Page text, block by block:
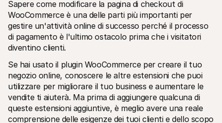
Informazioni su Mollie
Prezzi
Scopri i nostri prezzi
Chi siamo
Scopri di più sulla nostra storia e
valori
Notizie
Leggi le ultime notizie su Mollie
Carriere
Vieni a lavorare con noi - stiamo
assumendo!
Contatta
Per acquirenti
Scopri perché Mollie è sul tuo estratto conto bancario
Sapere come modificare la pagina di checkout di
WooCommerce è una delle parti più importanti per
gestire un'attività online di successo perché il processo
di pagamento è l'ultimo ostacolo prima che i visitatori
diventino clienti.
Se hai usato il plugin WooCommerce per creare il tuo
negozio online, conoscere le altre estensioni che puoi
utilizzare per migliorare il tuo business e aumentare le
vendite ti aiuterà. Ma prima di aggiungere qualcuna di
queste estensioni aggiuntive, è meglio avere una reale
comprensione delle esigenze dei tuoi clienti e dello scopo